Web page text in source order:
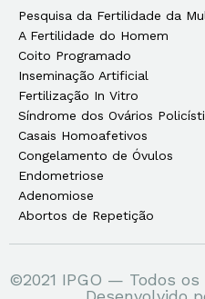
Pesquisa da Fertilidade da
A Fertilidade do Homem
Coito Programado
Inseminação Artificial
Fertilização In Vitro
Síndrome dos Ovários
Casais Homoafetivos
Congelamento de Óvulos
Endometriose
Adenomiose
Abortos de Repetição
©2021 IPGO — Todos os